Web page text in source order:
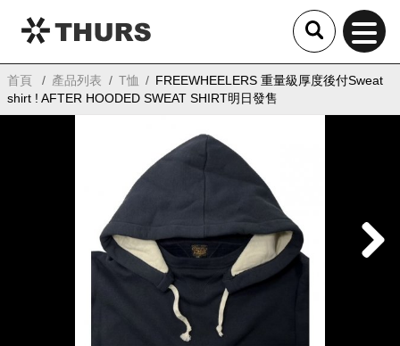
THURS
首頁 產品列表 T恤
FREEWHEELERS 重量級厚度後付Sweat
shirt ! AFTER HOODED SWEAT SHIRT明日發售